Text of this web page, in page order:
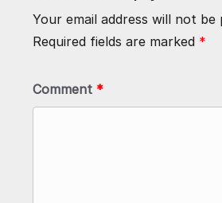
Your email address will not be
Required fields are marked *
Comment *